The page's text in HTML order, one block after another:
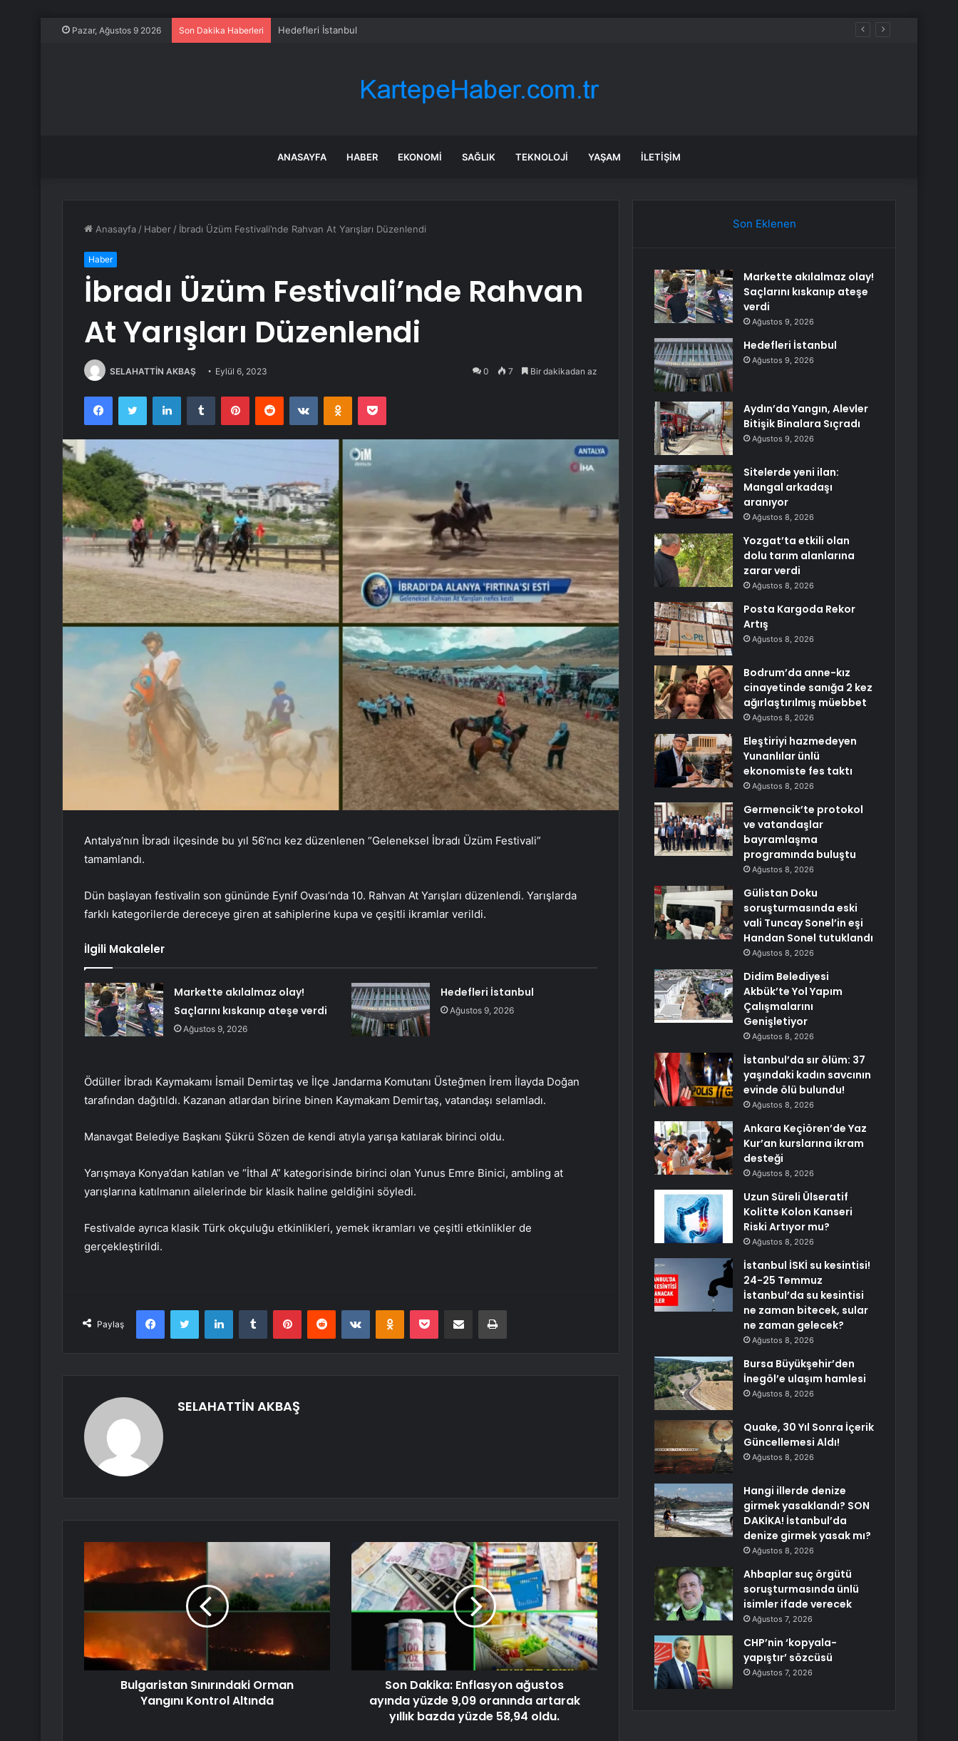
Pazar, Ağustos 9 2026 Son Dakika Haberleri Hedefleri İstanbul
ANASAYFA HABER EKONOMI SAĞLIK TEKNOLOJI YAŞAM İLETIŞIM
Anasayfa / Haber / İbradı Üzüm Festivali’nde Rahvan At Yarışları Düzenlendi
Haber
İbradı Üzüm Festivali’nde Rahvan
At Yarışları Düzenlendi
SELAHATTİN AKBAŞ Eylül 6, 2023 0 7 Bir dakikadan az
FacebookTwitter LinkedInTumblr PinterestReddit VKontakteOdnoklassniki
Pocket
Antalya’nın İbradı ilçesinde bu yıl 56’ncı kez düzenlenen “Geleneksel İbradı Üzüm Festivali”
tamamlandı.
Dün başlayan festivalin son gününde Eynif Ovası’nda 10. Rahvan At Yarışları düzenlendi. Yarışlarda
farklı kategorilerde dereceye giren at sahiplerine kupa ve çeşitli ikramlar verildi.
İlgili Makaleler
Markette akılalmaz olay!
Saçlarını kıskanıp ateşe verdi
Ağustos 9, 2026
Hedefleri İstanbul
Ağustos 9, 2026
Ödüller İbradı Kaymakamı İsmail Demirtaş ve İlçe Jandarma Komutanı Üsteğmen İrem İlayda Doğan
tarafından dağıtıldı. Kazanan atlardan birine binen Kaymakam Demirtaş, vatandaşı selamladı.
Manavgat Belediye Başkanı Şükrü Sözen de kendi atıyla yarışa katılarak birinci oldu.
Yarışmaya Konya’dan katılan ve “İthal A” kategorisinde birinci olan Yunus Emre Binici, ambling at
yarışlarına katılmanın ailelerinde bir klasik haline geldiğini söyledi.
Festivalde ayrıca klasik Türk okçuluğu etkinlikleri, yemek ikramları ve çeşitli etkinlikler de
gerçekleştirildi.
Paylaş
FacebookTwitter LinkedInTumblr PinterestReddit VKontakteOdnoklassniki
Pocket E-Posta ile paylaş Yazdır
SELAHATTİN AKBAŞ
Bulgaristan Sınırındaki Orman
Yangını Kontrol Altında
Son Dakika: Enflasyon ağustos
ayında yüzde 9,09 oranında artarak
yıllık bazda yüzde 58,94 oldu.
Son Eklenen
Markette akılalmaz olay!
Saçlarını kıskanıp ateşe
verdi
Ağustos 9, 2026
Hedefleri İstanbul
Ağustos 9, 2026
Aydın’da Yangın, Alevler
Bitişik Binalara Sıçradı
Ağustos 9, 2026
Sitelerde yeni ilan:
Mangal arkadaşı
aranıyor
Ağustos 8, 2026
Yozgat’ta etkili olan
dolu tarım alanlarına
zarar verdi
Ağustos 8, 2026
Posta Kargoda Rekor
Artış
Ağustos 8, 2026
Bodrum’da anne-kız
cinayetinde sanığa 2 kez
ağırlaştırılmış müebbet
Ağustos 8, 2026
Eleştiriyi hazmedeyen
Yunanlılar ünlü
ekonomiste fes taktı
Ağustos 8, 2026
Germencik’te protokol
ve vatandaşlar
bayramlaşma
programında buluştu
Ağustos 8, 2026
Gülistan Doku
soruşturmasında eski
vali Tuncay Sonel’in eşi
Handan Sonel tutuklandı
Ağustos 8, 2026
Didim Belediyesi
Akbük’te Yol Yapım
Çalışmalarını
Genişletiyor
Ağustos 8, 2026
İstanbul’da sır ölüm: 37
yaşındaki kadın savcının
evinde ölü bulundu!
Ağustos 8, 2026
Ankara Keçiören’de Yaz
Kur’an kurslarına ikram
desteği
Ağustos 8, 2026
Uzun Süreli Ülseratif
Kolitte Kolon Kanseri
Riski Artıyor mu?
Ağustos 8, 2026
İstanbul İSKİ su kesintisi!
24-25 Temmuz
İstanbul’da su kesintisi
ne zaman bitecek, sular
ne zaman gelecek?
Ağustos 8, 2026
Bursa Büyükşehir’den
İnegöl’e ulaşım hamlesi
Ağustos 8, 2026
Quake, 30 Yıl Sonra İçerik
Güncellemesi Aldı!
Ağustos 8, 2026
Hangi illerde denize
girmek yasaklandı? SON
DAKİKA! İstanbul’da
denize girmek yasak mı?
Ağustos 8, 2026
Ahbaplar suç örgütü
soruşturmasında ünlü
isimler ifade verecek
Ağustos 7, 2026
CHP’nin ‘kopyala-
yapıştır’ sözcüsü
Ağustos 7, 2026